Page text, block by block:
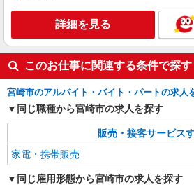
詳細を見る
このお仕事に関連する条件で探す
宮崎市のアルバイト・バイト・パートの求人
同じ職種から宮崎市の求人を探す
販売・接客サービス
家電・携帯販売
同じ雇用形態から宮崎市の求人を探す